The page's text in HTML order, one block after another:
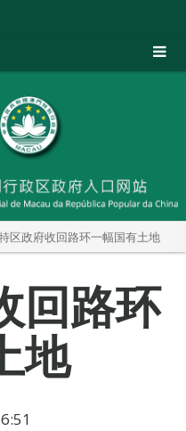
区政府收回路环一幅国有土地
回路环
地